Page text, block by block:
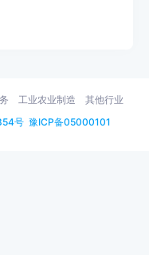
号 豫ICP备05000101
工业农业制造 其他行业